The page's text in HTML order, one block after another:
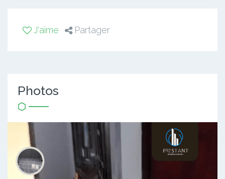
J'aime Partager
Photos